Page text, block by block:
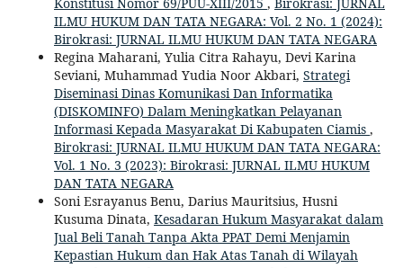
ILMU HUKUM DAN TATA NEGARA: Vol. 2 No. 1 (2024):
Birokrasi: JURNAL ILMU HUKUM DAN TATA NEGARA
Regina Maharani, Yulia Citra Rahayu, Devi Karina
Seviani, Muhammad Yudia Noor Akbari, Strategi
Diseminasi Dinas Komunikasi Dan Informatika
(DISKOMINFO) Dalam Meningkatkan Pelayanan
Informasi Kepada Masyarakat Di Kabupaten Ciamis ,
Birokrasi: JURNAL ILMU HUKUM DAN TATA NEGARA:
Vol. 1 No. 3 (2023): Birokrasi: JURNAL ILMU HUKUM
DAN TATA NEGARA
Soni Esrayanus Benu, Darius Mauritsius, Husni
Kusuma Dinata, Kesadaran Hukum Masyarakat dalam
Jual Beli Tanah Tanpa Akta PPAT Demi Menjamin
Kepastian Hukum dan Hak Atas Tanah di Wilayah